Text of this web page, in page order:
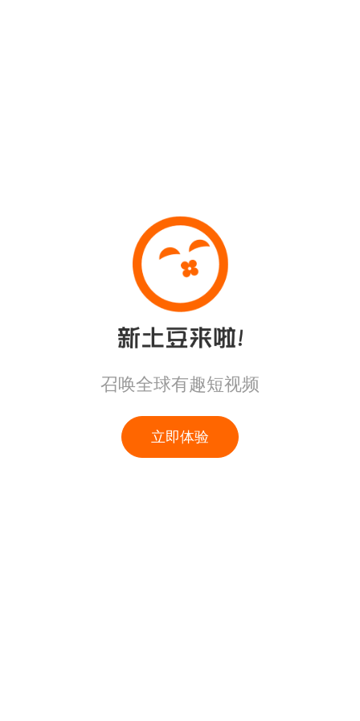
召唤全球有趣短视频
立即体验